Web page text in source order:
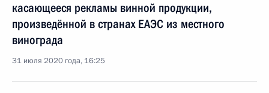
касающееся рекламы винной продукции,
произведённой в странах ЕАЭС из местного
винограда
31 июля 2020 года, 16:25